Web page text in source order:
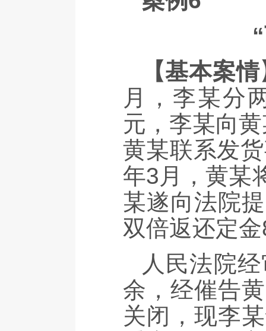
【基本案
月，李某分
元，李某向
黄某联系发
年3月，黄某
某遂向法院
双倍返还定
人民法院
余，经催告
关闭，现李